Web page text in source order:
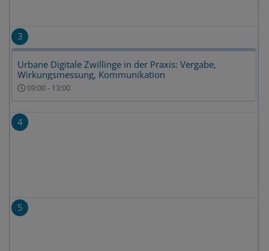
3
Urbane Digitale Zwillinge in der Praxis: Vergabe,
Wirkungsmessung, Kommunikation
09:00- 13:00
4
5